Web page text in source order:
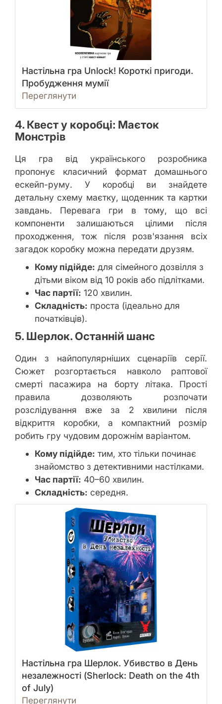
Настільна гра Unlock! Короткі пригоди.
Пробудження мумії
Переглянути
4. Квест у коробці: Маєток
Монстрів
Ця гра від українського розробника
пропонує класичний формат домашнього
ескейп-руму. У коробці ви знайдете
детальну схему маєтку, щоденник та картки
завдань. Перевага гри в тому, що всі
компоненти залишаються цілими після
проходження, тож після розв'язання всіх
загадок коробку можна передати друзям.
Кому підійде: для сімейного дозвілля з
дітьми віком від 10 років або підлітками.
Час партії: 120 хвилин.
Складність: проста (ідеально для
початківців).
5. Шерлок. Останній шанс
Один з найпопулярніших сценаріїв серії.
Сюжет розгортається навколо раптової
смерті пасажира на борту літака. Прості
правила дозволяють розпочати
розслідування вже за 2 хвилини після
відкриття коробки, а компактний розмір
робить гру чудовим дорожнім варіантом.
Кому підійде: тим, хто тільки починає
знайомство з детективними настілками.
Час партії: 40–60 хвилин.
Складність: середня.
Настільна гра Шерлок. Убивство в День
незалежності (Sherlock: Death on the 4th
of July)
Переглянути